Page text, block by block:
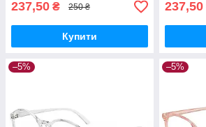
237,50 ₴ 250 ₴
Купити
237,50
–5% –5%